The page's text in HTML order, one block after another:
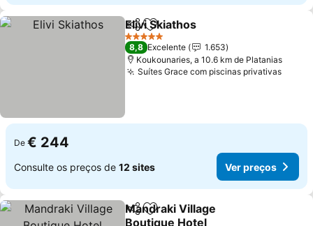
PartilharAdicionar aos favoritos
Elivi Skiathos
5 Estrelas
8,8 Excelente
1.653
Koukounaries, a 10.6 km de Platanias
Suítes Grace com piscinas privativasVer
De € 244
Consulte os preços de 12 sites Ver preços
PartilharAdicionar aos favoritos
Mandraki Village
Boutique Hotel